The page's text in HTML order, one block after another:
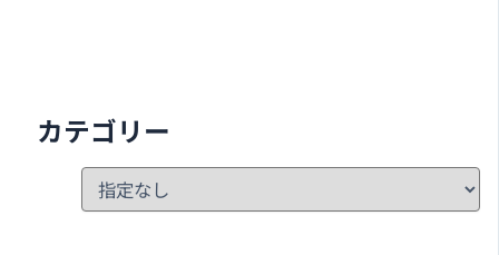
カテゴリー